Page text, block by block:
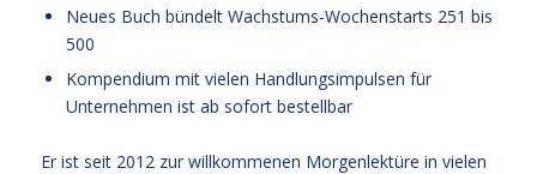
Neues Buch bündelt Wachstums-Wochenstarts 251 bis
500
Kompendium mit vielen Handlungsimpulsen für
Unternehmen ist ab sofort bestellbar
Er ist seit 2012 zur willkommenen Morgenlektüre in vielen